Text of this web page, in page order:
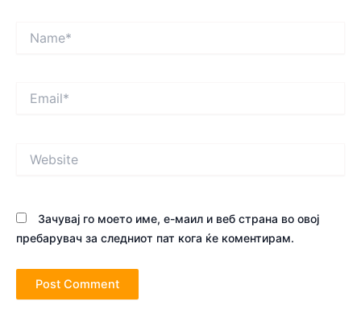
Зачувај го моето име, е-маил и веб страна во овој
пребарувач за следниот пат кога ќе коментирам.